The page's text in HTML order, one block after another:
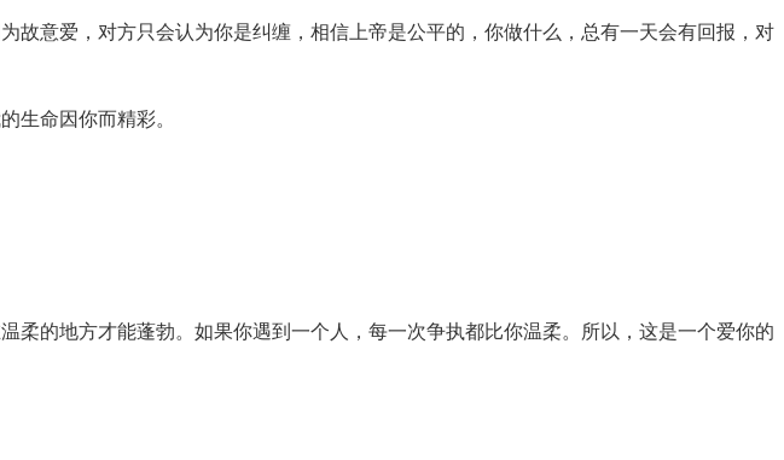
故意爱，对方只会认为你是纠缠，相信上帝是公平的，你做什么，总有一天会有回报，对
生命因你而精彩。
的地方才能蓬勃。如果你遇到一个人，每一次争执都比你温柔。所以，这是一个爱你的